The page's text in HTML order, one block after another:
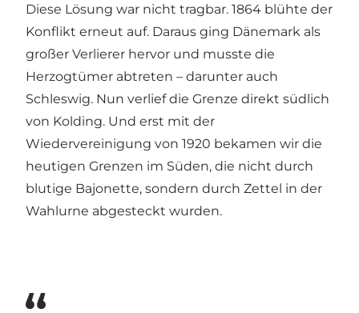
Diese Lösung war nicht tragbar. 1864 blühte der
Konflikt erneut auf. Daraus ging Dänemark als
großer Verlierer hervor und musste die
Herzogtümer abtreten – darunter auch
Schleswig. Nun verlief die Grenze direkt südlich
von Kolding. Und erst mit der
Wiedervereinigung von 1920 bekamen wir die
heutigen Grenzen im Süden, die nicht durch
blutige Bajonette, sondern durch Zettel in der
Wahlurne abgesteckt wurden.